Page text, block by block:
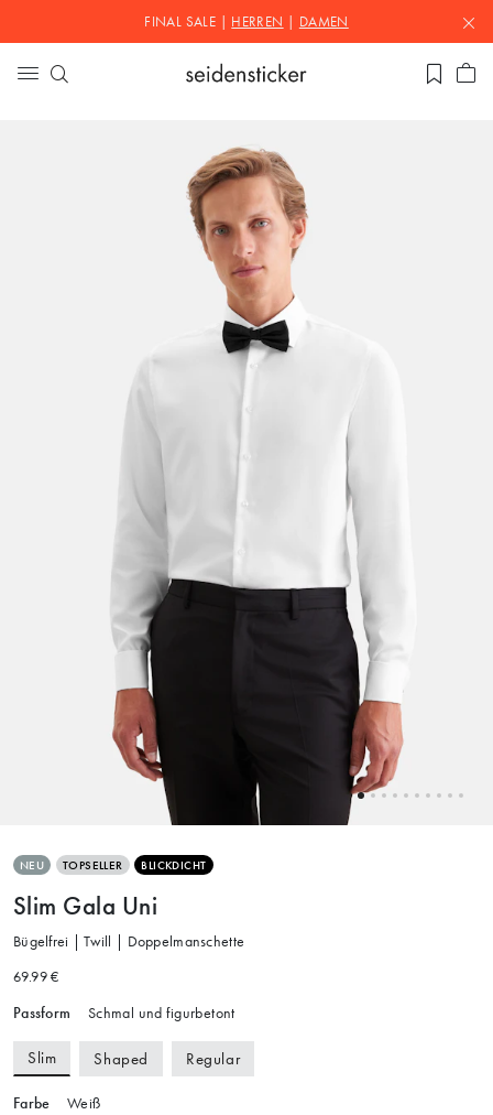
FINAL SALE | HERREN DAMEN
NEU TOPSELLER BLICKDICHT
Slim Gala Uni
Bügelfrei | Twill | Doppelmanschette
69.99 €
Passform Schmal und figurbetont
Slim Shaped Regular
Farbe Weiß